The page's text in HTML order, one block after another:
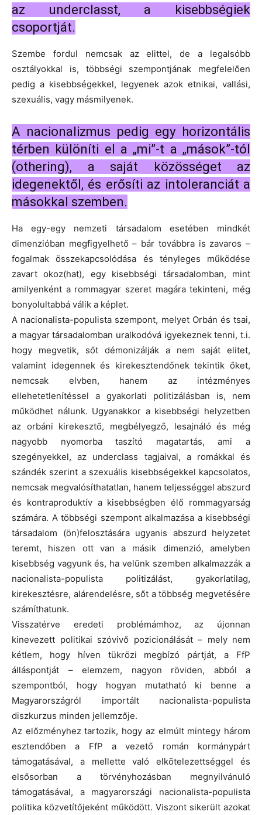
az underclasst, a kisebbségiek
csoportját.
Szembe fordul nemcsak az elittel, de a legalsóbb
osztályokkal is, többségi szempontjának megfelelően
pedig a kisebbségekkel, legyenek azok etnikai, vallási,
szexuális, vagy másmilyenek.
A nacionalizmus pedig egy horizontális
térben különíti el a „mi”-t a „mások”-tól
(othering), a saját közösséget az
idegenektől, és erősíti az intoleranciát a
másokkal szemben.
Ha egy-egy nemzeti társadalom esetében mindkét
dimenzióban megfigyelhető – bár továbbra is zavaros –
fogalmak összekapcsolódása és tényleges működése
zavart okoz(hat), egy kisebbségi társadalomban, mint
amilyenként a rommagyar szeret magára tekinteni, még
bonyolultabbá válik a képlet.
A nacionalista-populista szempont, melyet Orbán és tsai,
a magyar társadalomban uralkodóvá igyekeznek tenni, t.i.
hogy megvetik, sőt démonizálják a nem saját elitet,
valamint idegennek és kirekesztendőnek tekintik őket,
nemcsak elvben, hanem az intézményes
ellehetetlenítéssel a gyakorlati politizálásban is, nem
működhet nálunk. Ugyanakkor a kisebbségi helyzetben
az orbáni kirekesztő, megbélyegző, lesajnáló és még
nagyobb nyomorba taszító magatartás, ami a
szegényekkel, az underclass tagjaival, a romákkal és
szándék szerint a szexuális kisebbségekkel kapcsolatos,
nemcsak megvalósíthatatlan, hanem teljességgel abszurd
és kontraproduktív a kisebbségben élő rommagyarság
számára. A többségi szempont alkalmazása a kisebbségi
társadalom (ön)felosztására ugyanis abszurd helyzetet
teremt, hiszen ott van a másik dimenzió, amelyben
kisebbség vagyunk és, ha velünk szemben alkalmazzák a
nacionalista-populista politizálást, gyakorlatilag,
kirekesztésre, alárendelésre, sőt a többség megvetésére
számíthatunk.
Visszatérve eredeti problémámhoz, az újonnan
kinevezett politikai szóvivő pozicionálását – mely nem
kétlem, hogy híven tükrözi megbízó pártját, a FfP
álláspontját – elemzem, nagyon röviden, abból a
szempontból, hogy hogyan mutatható ki benne a
Magyarországról importált nacionalista-populista
diszkurzus minden jellemzője.
Az előzményhez tartozik, hogy az elmúlt mintegy három
esztendőben a FfP a vezető román kormánypárt
támogatásával, a mellette való elkötelezettséggel és
elsősorban a törvényhozásban megnyilvánuló
támogatásával, a magyarországi nacionalista-populista
politika közvetítőjeként működött. Viszont sikerült azokat